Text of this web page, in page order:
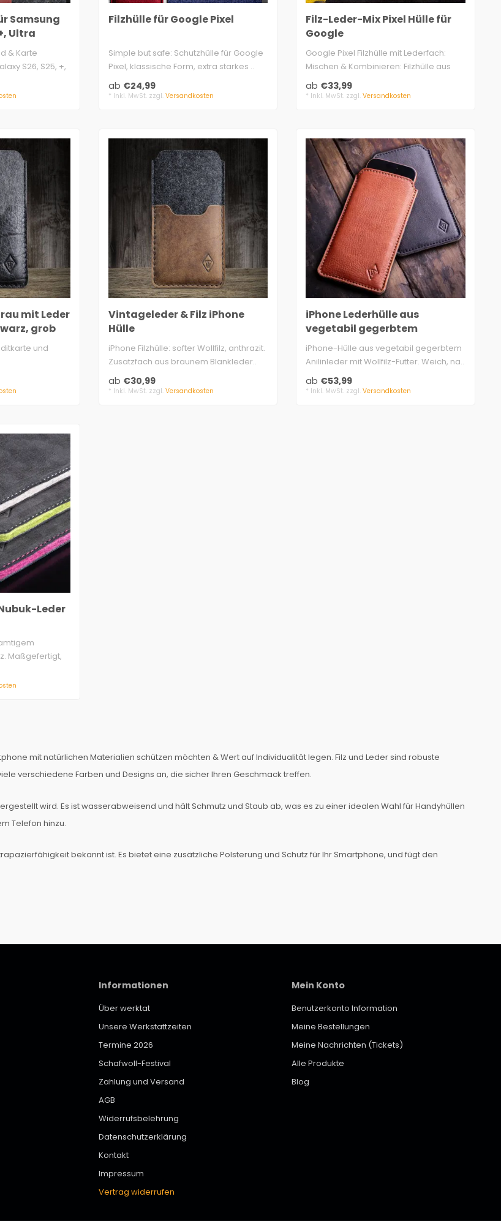
Samsung
Ultra
& Karte
S26, S25, +,
Filzhülle für Google Pixel
Simple but safe: Schutzhülle für Google
Pixel, klassische Form, extra starkes ..
ab €24,99
* Inkl. MwSt. zzgl. Versandkosten
Filz-Leder-Mix Pixel Hülle für
Google
Google Pixel Filzhülle mit Lederfach:
Mischen & Kombinieren: Filzhülle aus
fei..
ab €33,99
* Inkl. MwSt. zzgl.Versandkosten
mit Leder
grob
und
Vintageleder & Filz iPhone
Hülle
iPhone Filzhülle: softer Wollfilz, anthrazit.
Zusatzfach aus braunem Blankleder..
ab €30,99
* Inkl. MwSt. zzgl. Versandkosten
iPhone Lederhülle aus
vegetabil gegerbtem
Premiumleder
iPhone-Hülle aus vegetabil gegerbtem
Anilinleder mit Wollfilz-Futter. Weich, na..
ab €53,99
* Inkl. MwSt. zzgl.Versandkosten
Leder
Maßgefertigt,
mit natürlichen Materialien schützen möchten & Wert auf Individualität legen. Filz und Leder sind robuste
verschiedene Farben und Designs an, die sicher Ihren Geschmack treffen.
wird. Es ist wasserabweisend und hält Schmutz und Staub ab, was es zu einer idealen Wahl für Handyhüllen
Telefon hinzu.
bekannt ist. Es bietet eine zusätzliche Polsterung und Schutz für Ihr Smartphone, und fügt den
Informationen
Über werktat
Unsere Werkstattzeiten
Termine 2026
Schafwoll-Festival
Zahlung und Versand
AGB
Widerrufsbelehrung
Datenschutzerklärung
Kontakt
Impressum
Vertrag widerrufen
Mein Konto
Benutzerkonto Information
Meine Bestellungen
Meine Nachrichten (Tickets)
Alle Produkte
Blog